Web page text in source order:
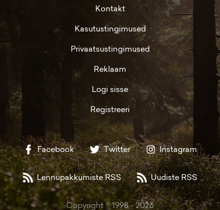
Kontakt
Kasutustingimused
Privaatsustingimused
Reklaam
Logi sisse
Registreeri
Facebook Twitter Instagram
Lennupakkumiste RSS Uudiste RSS
Copyright © 1998 -2026